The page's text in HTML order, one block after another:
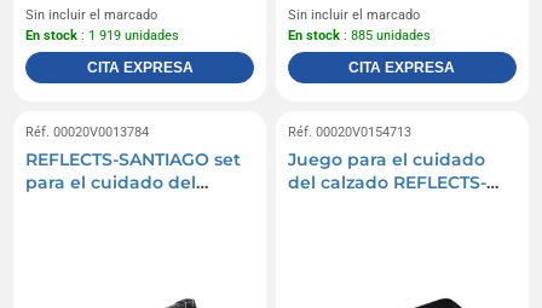
Sin incluir el marcado
En stock : 1 919 unidades
CITA EXPRESA
Sin incluir el marcado
En stock : 885 unidades
CITA EXPRESA
Réf. 00020V0013784
REFLECTS-SANTIAGO set
para el cuidado del
Réf. 00020V0154713
Juego para el cuidado
del calzado REFLECTS-